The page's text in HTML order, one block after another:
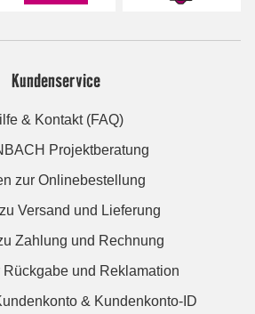
Kundenservice
& Kontakt (FAQ)
Projektberatung
zur Onlinebestellung
Versand und Lieferung
Zahlung und Rechnung
Rückgabe und Reklamation
& Kundenkonto-ID